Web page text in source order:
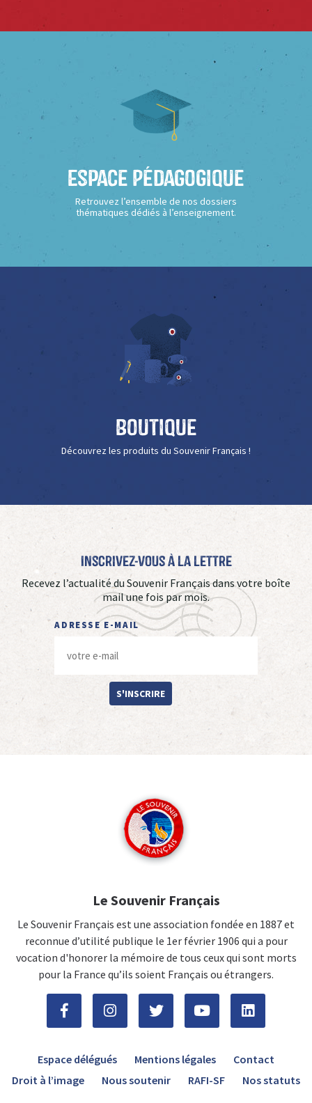
Espace Pédagogique
Retrouvez l’ensemble de nos dossiers
thématiques dédiés à l’enseignement.
Boutique
Découvrez les produits du Souvenir Français !
Inscrivez-vous à La Lettre
Recevez l’actualité du Souvenir Français dans votre boîte
mail une fois par mois.
ADRESSE E-MAIL
S'INSCRIRE
Le Souvenir Français
Le Souvenir Français est une association fondée en 1887 et
reconnue d’utilité publique le 1er février 1906 qui a pour
vocation d'honorer la mémoire de tous ceux qui sont morts
pour la France qu’ils soient Français ou étrangers.
Espace délégués Mentions légales
Contact
Droit à l’image
Nous soutenir RAFI-SF Nos statuts